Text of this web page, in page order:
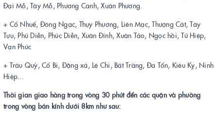
Đại Mỗ, Tây Mỗ, Phương Canh, Xuân Phương.
+ Cổ Nhuế, Đông Ngạc, Thụy Phương, Liên Mạc, Thượng Cát, Tây
Tựu, Phú Diễn, Phúc Diễn, Xuân Đỉnh, Xuân Tảo, Ngọc hồi, Tứ Hiệp,
Vạn Phúc
+ Trâu Quỳ, Cổ Bi, Đặng xá, Lệ Chi, Bát Tràng, Đa Tốn, Kiêu Kỵ, Ninh
Hiệp...
Thời gian giao hàng trong vòng 30 phút đến các quận và phường
trong vòng bán kính dưới 8km như sau: